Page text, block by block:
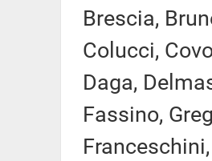
Brescia,
Colucci,
Daga,
Fassino,